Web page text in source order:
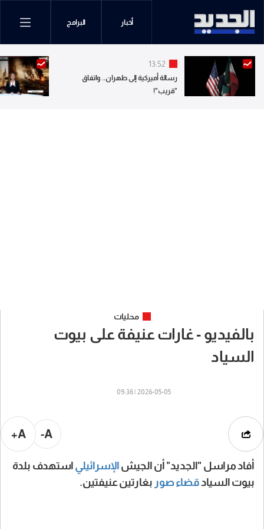
أخبار البرامج
13:52
رسالة أميركية إلى طهران.. واتفاق
"قريب"!
محليات
بالفيديو - غارات عنيفة على بيوت
السياد
2026-05-05 | 09:36
A-
A+
أفاد مراسل "الجديد" أن الجيش الإسرائيلي استهدف بلدة
بيوت السيادقضاء صور بغارتين عنيفتين.